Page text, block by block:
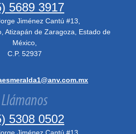
5689 3917
Jiménez Cantú #13,
Atizapán de Zaragoza, Estado de
México,
C.P. 52937
Llámanos
5308 0502